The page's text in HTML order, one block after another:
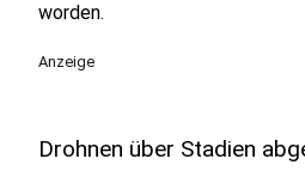
worden.
Anzeige
Drohnen über Stadien